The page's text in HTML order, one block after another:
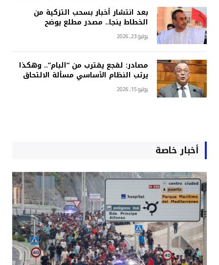
بعد انتشار أخبار بسحب التزكية من
الخطاط ينجا.. مصدر مطلع يوضح
يوليو 23, 2026
مصادر: لقجع يقترب من “البام”.. وهكذا
يرتب النظام الأساسي مسألة الالتحاق
يوليو 15, 2026
أخبار خاصة